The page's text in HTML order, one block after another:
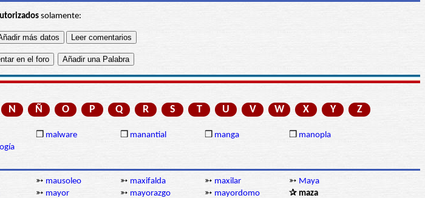
solamente:
N Ñ O P Q R S T U V W X Y Z
❒ malware ❒ manantial ❒ manga ❒ manopla
➳ mausoleo ➳ maxifalda ➳ maxilar ➳ Maya
➳ mayor ➳ mayorazgo ➳ mayordomo
✰ maza